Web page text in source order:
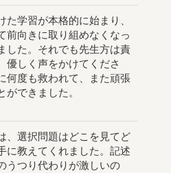
た学習が本格的に始まり、
前向きに取り組めなくなっ
した。それでも先生方は責
優しく声をかけてくださ
何度も救われて、また頑張
ができました。
、選択問題はどこを見てど
に教えてくれました。記述
うつり代わりが激しいの